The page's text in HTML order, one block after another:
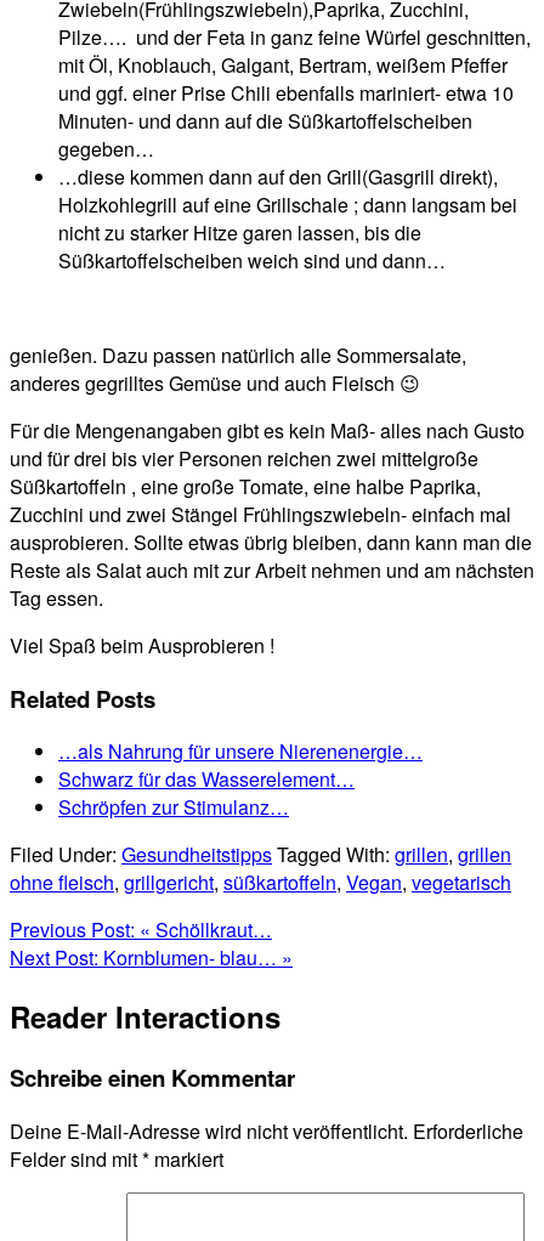
Zwiebeln(Frühlingszwiebeln),Paprika, Zucchini,
Pilze…. und der Feta in ganz feine Würfel geschnitten,
mit Öl, Knoblauch, Galgant, Bertram, weißem Pfeffer
und ggf. einer Prise Chili ebenfalls mariniert- etwa 10
Minuten- und dann auf die Süßkartoffelscheiben
gegeben…
…diese kommen dann auf den Grill(Gasgrill direkt),
Holzkohlegrill auf eine Grillschale ; dann langsam bei
nicht zu starker Hitze garen lassen, bis die
Süßkartoffelscheiben weich sind und dann…
genießen. Dazu passen natürlich alle Sommersalate,
anderes gegrilltes Gemüse und auch Fleisch 😉
Für die Mengenangaben gibt es kein Maß- alles nach Gusto
und für drei bis vier Personen reichen zwei mittelgroße
Süßkartoffeln , eine große Tomate, eine halbe Paprika,
Zucchini und zwei Stängel Frühlingszwiebeln- einfach mal
ausprobieren. Sollte etwas übrig bleiben, dann kann man die
Reste als Salat auch mit zur Arbeit nehmen und am nächsten
Tag essen.
Viel Spaß beim Ausprobieren !
Related Posts
…als Nahrung für unsere Nierenenergie…
Schwarz für das Wasserelement…
Schröpfen zur Stimulanz…
Filed Under: GesundheitstippsTagged With: grillen, grillen
ohne fleisch, grillgericht, süßkartoffeln, Vegan, vegetarisch
Previous Post: « Schöllkraut…
Next Post: Kornblumen- blau… »
Reader Interactions
Schreibe einen Kommentar
Deine E-Mail-Adresse wird nicht veröffentlicht. Erforderliche
Felder sind mit* markiert